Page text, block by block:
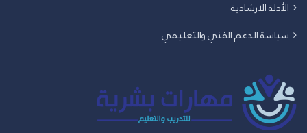
الأدلة الارشادية
سياسة الدعم الفني والتعليمي